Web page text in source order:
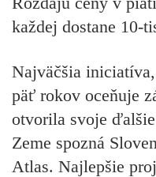
každej dostane 10-
Najväčšia
päť rokov oceňuje
otvorila svoje
Zeme spozná
Atlas. Najlepšie